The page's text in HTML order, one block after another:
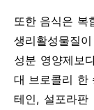
또한 음식은 복
생리활성물질
성분 영양제보
대 브로콜리 한
테인, 설포라